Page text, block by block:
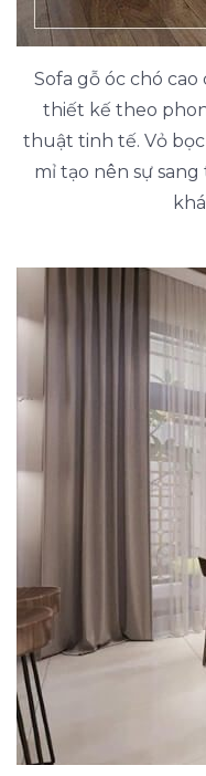
Sofa gỗ óc chó
thiết kế theo
thuật tinh tế. Vỏ
mỉ tạo nên sự